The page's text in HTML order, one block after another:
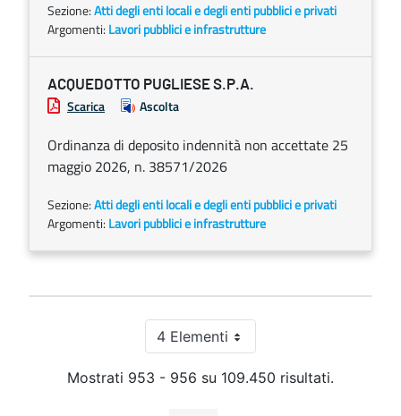
Sezione:Atti degli enti locali e degli enti pubblici e privati
Argomenti: Lavori pubblici e infrastrutture
ACQUEDOTTO PUGLIESE S.P.A.
Scarica Ascolta
Ordinanza di deposito indennità non accettate 25
maggio 2026, n. 38571/2026
Sezione:Atti degli enti locali e degli enti pubblici e privati
Argomenti: Lavori pubblici e infrastrutture
4 ElementiPer pagina
Mostrati 953 - 956 su 109.450 risultati.